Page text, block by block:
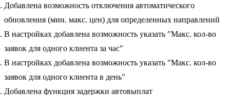
Добавлена возможность отключения автоматического
обновления (мин. макс. цен) для определенных направлений
В настройках добавлена возможность указать "Макс. кол-во
заявок для одного клиента за час"
В настройках добавлена возможность указать "Макс. кол-во
заявок для одного клиента в день"
Добавлена функция задержки автовыплат